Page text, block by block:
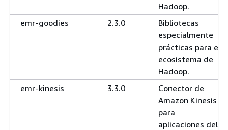
Hadoop.
emr-goodies
2.3.0
Bibliotecas
especialmente
prácticas para el
ecosistema de
Hadoop.
emr-kinesis
3.3.0
Conector de
Amazon Kinesis
para
aplicaciones del